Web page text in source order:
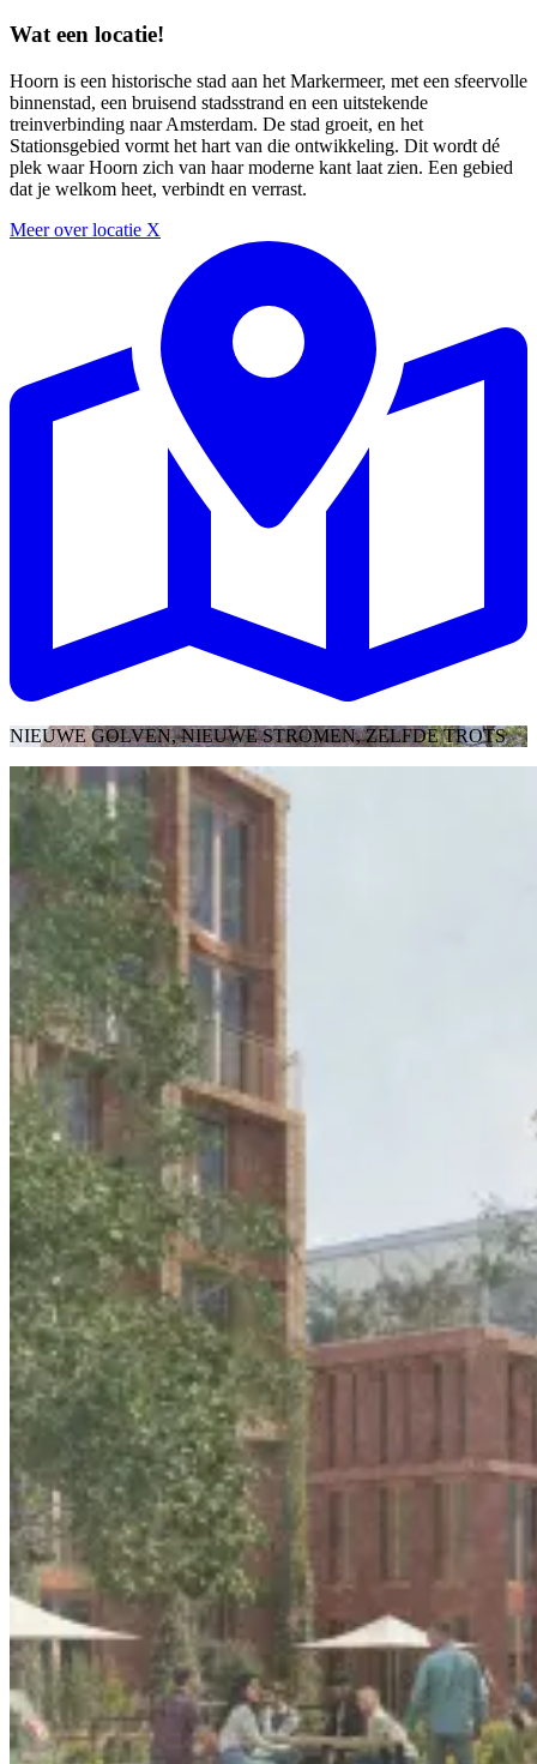
Wat een locatie!
Hoorn is een historische stad aan het Markermeer, met een sfeervolle
binnenstad, een bruisend stadsstrand en een uitstekende
treinverbinding naar Amsterdam. De stad groeit, en het
Stationsgebied vormt het hart van die ontwikkeling. Dit wordt dé
plek waar Hoorn zich van haar moderne kant laat zien. Een gebied
dat je welkom heet, verbindt en verrast.
Meer over locatie X
NIEUWE GOLVEN, NIEUWE STROMEN, ZELFDE TROTS